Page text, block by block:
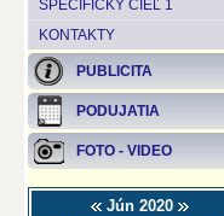
ŠPECIFICKÝ CIEĽ 1
KONTAKTY
PUBLICITA
PODUJATIA
FOTO - VIDEO
Jún 2020